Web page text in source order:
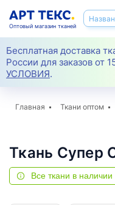
Бесплатная доставка
России для заказов от
УСЛОВИЯ.
Оптовый магазин тканей
Главная Ткани оптом
Ткань Супер
Все ткани в наличии